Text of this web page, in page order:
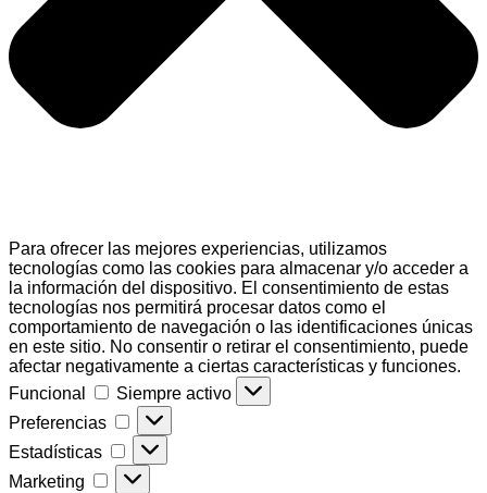
Para ofrecer las mejores experiencias, utilizamos
tecnologías como las cookies para almacenar y/o acceder a
la información del dispositivo. El consentimiento de estas
tecnologías nos permitirá procesar datos como el
comportamiento de navegación o las identificaciones únicas
en este sitio. No consentir o retirar el consentimiento, puede
afectar negativamente a ciertas características y funciones.
Funcional
Funcional
Siempre activo
Preferencias
Preferencias
Estadísticas Estadísticas
Marketing Marketing